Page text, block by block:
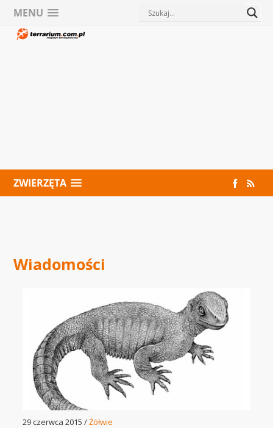
MENU
ZWIERZĘTA
Wiadomości
29 czerwca 2015 /Żółwie